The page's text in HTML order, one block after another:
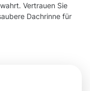
Vertrauen Sie
Dachrinne für